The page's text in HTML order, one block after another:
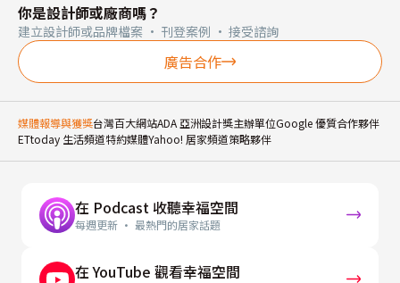
你是設計師或廠商嗎？
建立設計師或品牌檔案 · 刊登案例 · 接受諮詢
廣告合作
媒體報導與獲獎台灣百大網站ADA 亞洲設計獎主辦單位Google 優質合作夥伴
ETtoday 生活頻道特約媒體Yahoo! 居家頻道策略夥伴
在 Podcast 收聽幸福空間
每週更新 · 最熱門的居家話題
在 YouTube 觀看幸福空間